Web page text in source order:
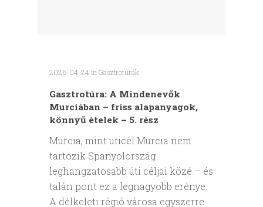
2026-04-24 inGasztrotúrák
Gasztrotúra: A Mindenevők
Murciában – friss alapanyagok,
könnyű ételek – 5. rész
Murcia, mint uticél Murcia nem
tartozik Spanyolország
leghangzatosabb úti céljai közé – és
talán pont ez a legnagyobb erénye.
A délkeleti régió városa egyszerre